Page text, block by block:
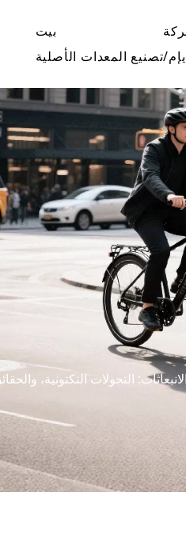
بيت
تصنيع المعدات الأصلية
التحولات التكتونية،